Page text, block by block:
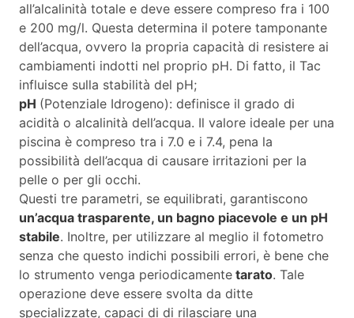
all’alcalinità totale e deve essere compreso fra i 100
e 200 mg/l. Questa determina il potere tamponante
dell’acqua, ovvero la propria capacità di resistere ai
cambiamenti indotti nel proprio pH. Di fatto, il Tac
influisce sulla stabilità del pH;
pH (Potenziale Idrogeno): definisce il grado di
acidità o alcalinità dell’acqua. Il valore ideale per una
piscina è compreso tra i 7.0 e i 7.4, pena la
possibilità dell’acqua di causare irritazioni per la
pelle o per gli occhi.
Questi tre parametri, se equilibrati, garantiscono
un’acqua trasparente, un bagno piacevole e un pH
stabile. Inoltre, per utilizzare al meglio il fotometro
senza che questo indichi possibili errori, è bene che
lo strumento venga periodicamente tarato. Tale
operazione deve essere svolta da ditte
specializzate, capaci di di rilasciare una